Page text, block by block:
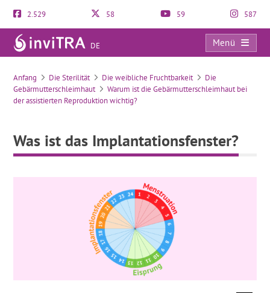
2.529 58 59 587
DE
Menü
Was ist das Implantationsfenster?
Anfang Die Sterilität Die weibliche Fruchtbarkeit
Die
Gebärmutterschleimhaut
Warum ist die Gebärmutterschleimhaut bei
der assistierten Reproduktion wichtig?
Was ist das Implantationsfenster?